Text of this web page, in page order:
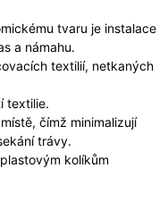
tvaru je instalace
a námahu.
textilií, netkaných
textilie.
čímž minimalizují
trávy.
kolíkům